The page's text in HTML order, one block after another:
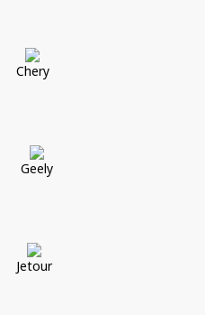
Chery
Geely
Jetour